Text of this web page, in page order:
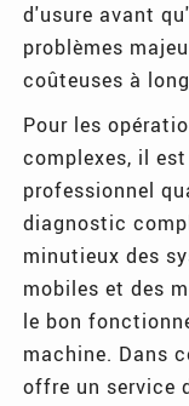
d'usure avant
problèmes
coûteuses à
Pour les
complexes, il
professionnel
diagnostic
minutieux des
mobiles et des
le bon
machine. Dans
offre un service